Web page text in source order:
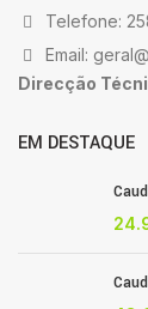
Telefone:
Email:
Direcção
EM DESTAQUE